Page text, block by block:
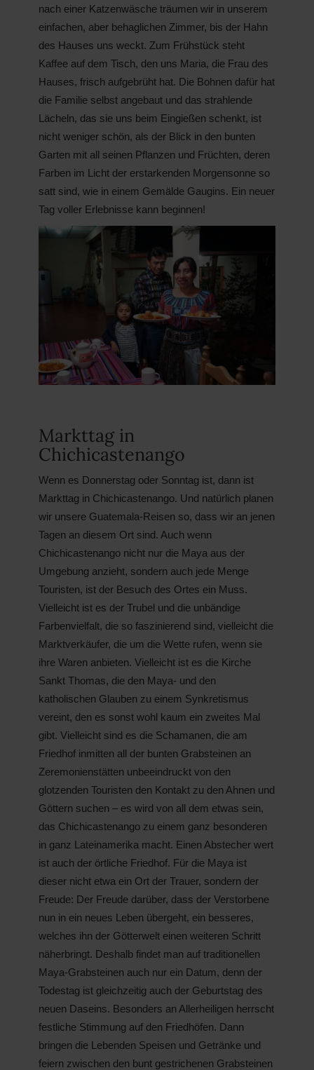
nach einer Katzenwäsche träumen wir in unserem
einfachen, aber behaglichen Zimmer, bis der Hahn
des Hauses uns weckt. Zum Frühstück steht
Kaffee auf dem Tisch, den uns Maria, die Frau des
Hauses, frisch aufgebrüht hat. Die Bohnen dafür hat
die Familie selbst angebaut und das strahlende
Lächeln, das sie uns beim Eingießen schenkt, ist
nicht weniger schön, als der Blick in den bunten
Garten mit all seinen Pflanzen und Früchten, deren
Farben im Licht der erstarkenden Morgensonne so
satt sind, wie in einem Gemälde Gaugins. Ein neuer
Tag voller Erlebnisse kann beginnen!
Markttag in
Chichicastenango
Wenn es Donnerstag oder Sonntag ist, dann ist
Markttag in Chichicastenango. Und natürlich planen
wir unsere Guatemala-Reisen so, dass wir an jenen
Tagen an diesem Ort sind. Auch wenn
Chichicastenango nicht nur die Maya aus der
Umgebung anzieht, sondern auch jede Menge
Touristen, ist der Besuch des Ortes ein Muss.
Vielleicht ist es der Trubel und die unbändige
Farbenvielfalt, die so faszinierend sind, vielleicht die
Marktverkäufer, die um die Wette rufen, wenn sie
ihre Waren anbieten. Vielleicht ist es die Kirche
Sankt Thomas, die den Maya- und den
katholischen Glauben zu einem Synkretismus
vereint, den es sonst wohl kaum ein zweites Mal
gibt. Vielleicht sind es die Schamanen, die am
Friedhof inmitten all der bunten Grabsteinen an
Zeremonienstätten unbeeindruckt von den
glotzenden Touristen den Kontakt zu den Ahnen und
Göttern suchen – es wird von all dem etwas sein,
das Chichicastenango zu einem ganz besonderen
in ganz Lateinamerika macht. Einen Abstecher wert
ist auch der örtliche Friedhof. Für die Maya ist
dieser nicht etwa ein Ort der Trauer, sondern der
Freude: Der Freude darüber, dass der Verstorbene
nun in ein neues Leben übergeht, ein besseres,
welches ihn der Götterwelt einen weiteren Schritt
näherbringt. Deshalb findet man auf traditionellen
Maya-Grabsteinen auch nur ein Datum, denn der
Todestag ist gleichzeitig auch der Geburtstag des
neuen Daseins. Besonders an Allerheiligen herrscht
festliche Stimmung auf den Friedhöfen. Dann
bringen die Lebenden Speisen und Getränke und
feiern zwischen den bunt gestrichenen Grabsteinen